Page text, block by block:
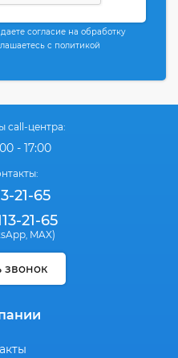
согласие на обработку
с политикой
call-центра:
- 17:00
21-65
21-65
, MAX)
звонок